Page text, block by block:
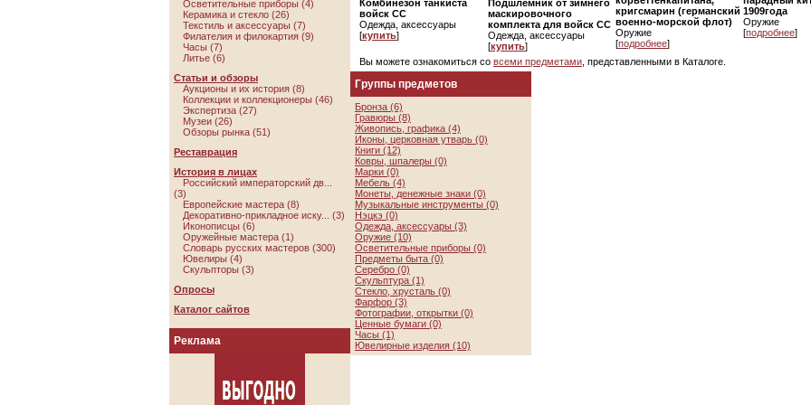
Осветительные приборы (4)
Керамика и стекло (26)
Текстиль и аксессуары (7)
Филателия и филокартия (9)
Часы (7)
Литье (6)
Статьи и обзоры
Аукционы и их история (8)
Коллекции и коллекционеры (46)
Экспертиза (27)
Музеи (26)
Обзоры рынка (51)
Реставрация
История в лицах
Российский императорский дв...
(3)
Европейские мастера (8)
Декоративно-прикладное иску... (3)
Иконописцы (6)
Оружейные мастера (1)
Словарь русских мастеров (300)
Ювелиры (4)
Скульпторы (3)
Опросы
Каталог сайтов
Реклама
Комбинезон танкиста
войск СС
Одежда, аксессуары
[купить]
Подшлемник от зимнего
маскировочного
комплекта для войск СС
Одежда, аксессуары
[купить]
кригсмарин (германский
военно-морской флот)
Оружие
[подробнее]
1909года
Оружие
[подробнее]
Вы можете ознакомиться со всеми предметами , представленными в Каталоге.
Группы предметов
Бронза (6)
Гравюры (8)
Живопись, графика (4)
Иконы, церковная утварь (0)
Книги (12)
Ковры, шпалеры (0)
Марки (0)
Мебель (4)
Монеты, денежные знаки (0)
Музыкальные инструменты (0)
Нэцкэ (0)
Одежда, аксессуары (3)
Оружие (10)
Осветительные приборы (0)
Предметы быта (0)
Серебро (0)
Скульптура (1)
Стекло, хрусталь (0)
Фарфор (3)
Фотографии, открытки (0)
Ценные бумаги (0)
Часы (1)
Ювелирные изделия (10)